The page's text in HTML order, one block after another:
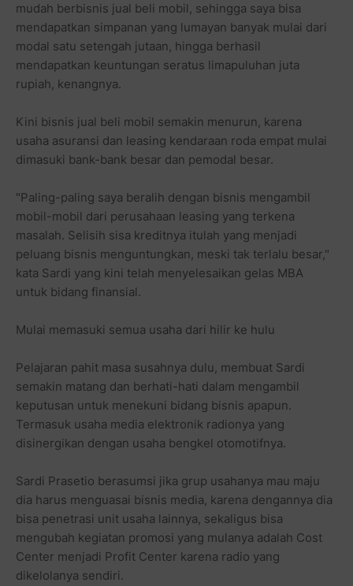
mudah berbisnis jual beli mobil, sehingga saya bisa
mendapatkan simpanan yang lumayan banyak mulai dari
modal satu setengah jutaan, hingga berhasil
mendapatkan keuntungan seratus limapuluhan juta
rupiah, kenangnya.
Kini bisnis jual beli mobil semakin menurun, karena
usaha asuransi dan leasing kendaraan roda empat mulai
dimasuki bank-bank besar dan pemodal besar.
"Paling-paling saya beralih dengan bisnis mengambil
mobil-mobil dari perusahaan leasing yang terkena
masalah. Selisih sisa kreditnya itulah yang menjadi
peluang bisnis menguntungkan, meski tak terlalu besar,"
kata Sardi yang kini telah menyelesaikan gelas MBA
untuk bidang finansial.
Mulai memasuki semua usaha dari hilir ke hulu
Pelajaran pahit masa susahnya dulu, membuat Sardi
semakin matang dan berhati-hati dalam mengambil
keputusan untuk menekuni bidang bisnis apapun.
Termasuk usaha media elektronik radionya yang
disinergikan dengan usaha bengkel otomotifnya.
Sardi Prasetio berasumsi jika grup usahanya mau maju
dia harus menguasai bisnis media, karena dengannya dia
bisa penetrasi unit usaha lainnya, sekaligus bisa
mengubah kegiatan promosi yang mulanya adalah Cost
Center menjadi Profit Center karena radio yang
dikelolanya sendiri.